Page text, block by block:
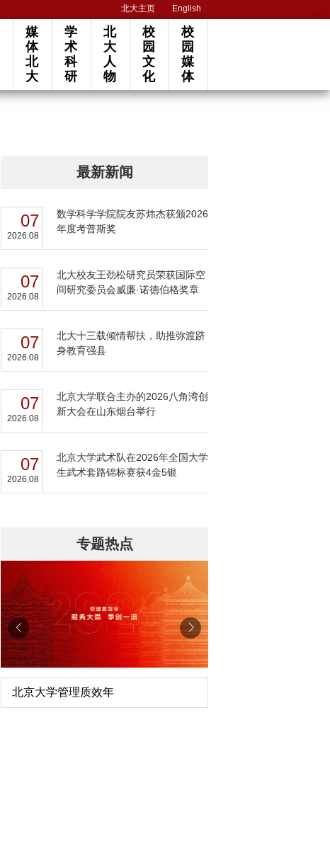
北大主页 English
媒
体
北
大
学
术
科
研
北
大
人
物
校
园
文
化
校
园
媒
体
最新新闻
07
2026.08
数学科学学院院友苏炜杰获颁2026
年度考普斯奖
07
2026.08
北大校友王劲松研究员荣获国际空
间研究委员会威廉·诺德伯格奖章
07
2026.08
北大十三载倾情帮扶，助推弥渡跻
身教育强县
07
2026.08
北京大学联合主办的2026八角湾创
新大会在山东烟台举行
07
2026.08
北京大学武术队在2026年全国大学
生武术套路锦标赛获4金5银
专题热点
北京大学管理质效年